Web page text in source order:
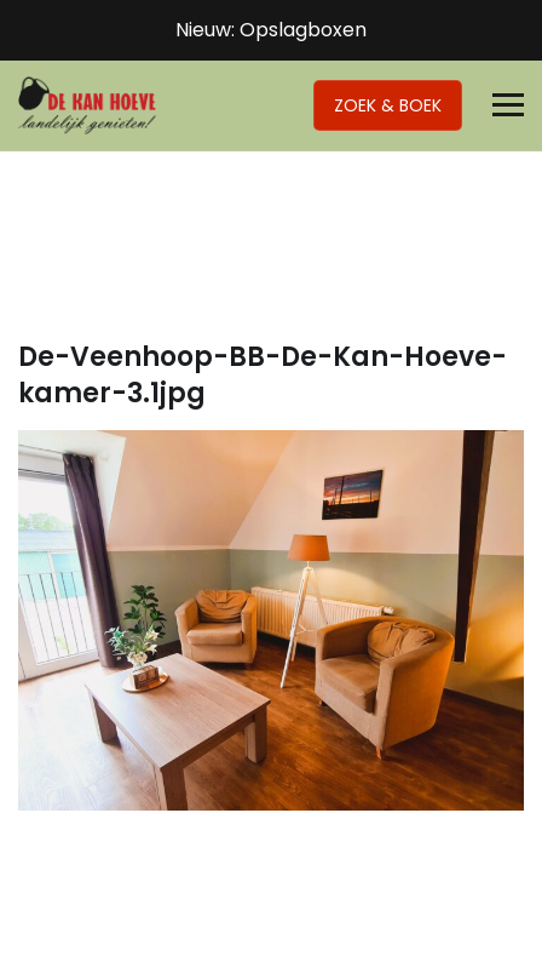
Nieuw: Opslagboxen
ZOEK & BOEK
De-Veenhoop-BB-De-Kan-Hoeve-
kamer-3.1jpg